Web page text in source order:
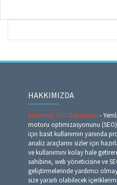
HAKKIMIZDA
Kurumsal SEO Danışmanı -
motoru optimizasyonunu
için basit kullanımın yanında
analiz araçlarını sizler için
ve kullanımını kolay hale
sahibine, web yöneticisine ve
geliştirmelerinde yardımcı
size yararlı olabilecek